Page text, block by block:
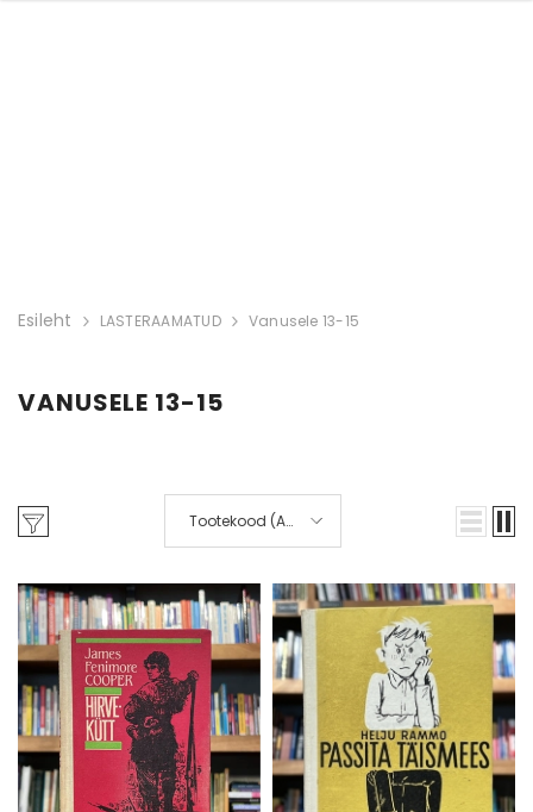
Esileht LASTERAAMATUD Vanusele 13-15
VANUSELE 13-15
Tootekood (A-
noorus
Autor: Lev Tolstoi
3,00 €
Autor: Heelia